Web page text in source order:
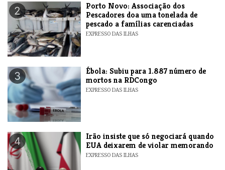
2
​Porto Novo: Associação dos
Pescadores doa uma tonelada de
pescado a famílias carenciadas
EXPRESSO DAS ILHAS
3
​Ébola: Subiu para 1.887 número de
mortos na RDCongo
EXPRESSO DAS ILHAS
4
​Irão insiste que só negociará quando
EUA deixarem de violar memorando
EXPRESSO DAS ILHAS